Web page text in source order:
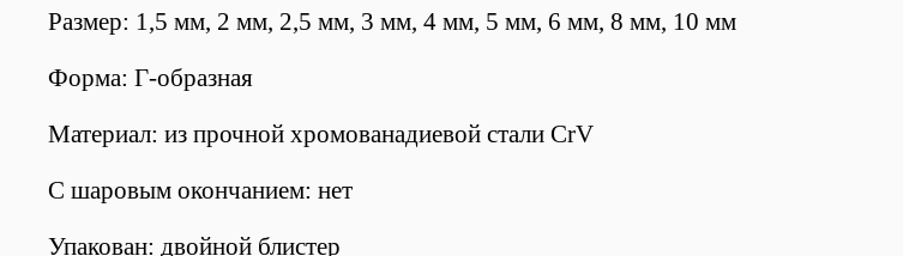
Размер: 1,5 мм, 2 мм, 2,5 мм, 3 мм, 4 мм, 5 мм, 6 мм, 8 мм, 10 мм
Форма: Г-образная
Материал: из прочной хромованадиевой стали CrV
С шаровым окончанием: нет
Упакован: двойной блистер